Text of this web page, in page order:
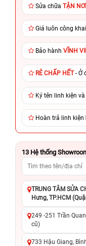
Sửa chữa TẬN
Giá luôn công
Bảo hành VĨNH
RẺ CHẤP HẾT- Ở
Ký tên linh kiện
Hoàn trả linh
13 Hệ thống
TRUNG TÂM SỬA
Hưng, TP.HCM
249 -251 Trần
cũ)
733 Hậu Giang,